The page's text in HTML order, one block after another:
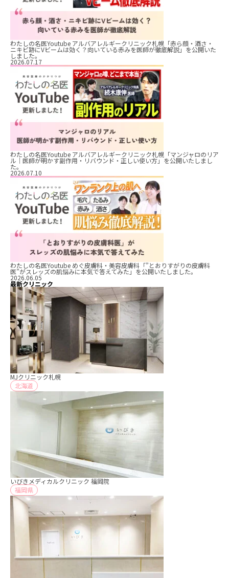
わたしの名医Youtube アルバアレルギークリニック札幌「赤ら顔・酒さ・
ニキビ跡にVビームは効く？向いている赤みを医師が徹底解説」を公開いた
しました。
2026.07.17
わたしの名医Youtube アルバアレルギークリニック札幌「マンジャロのリア
ル｜医師が明かす副作用・リバウンド・正しい使い方」を公開いたしまし
た。
2026.07.10
わたしの名医Youtube めぐ皮膚科・美容皮膚科「”とおりすがりの皮膚科
医”がスレッズの肌悩みに本気で答えてみた」を公開いたしました。
2026.06.05
最新クリニック
MJクリニック札幌
北海道
いびきメディカルクリニック 福岡院
福岡県